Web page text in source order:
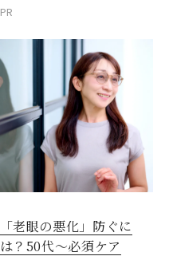
PR
「老眼の悪化」防ぐに
は？50代～必須ケア